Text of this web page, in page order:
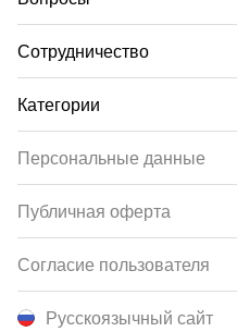
Сотрудничество
Категории
Русскоязычный сайт
Персональные данные
Публичная оферта
Согласие пользователя